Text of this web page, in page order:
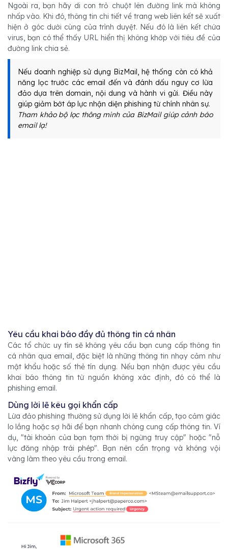
Ngoài ra, bạn hãy di con trỏ chuột lên đường link mà không
nhấp vào. Khi đó, thông tin chi tiết về trang web liên kết sẽ xuất
hiện ở góc dưới cùng của trình duyệt. Nếu đó là liên kết chứa
virus, bạn có thể thấy URL hiển thị không khớp với tiêu đề của
đường link chia sẻ.
Nếu doanh nghiệp sử dụng BizMail, hệ thống còn có khả
năng lọc trước các email đến và đánh dấu nguy cơ lừa
đảo dựa trên domain, nội dung và hành vi gửi. Điều này
giúp giảm bớt áp lực nhận diện phishing từ chính nhân sự.
Tham khảo bộ lọc thông minh của BizMail giúp cảnh báo
email lạ!
Yêu cầu khai báo đầy đủ thông tin cá nhân
Các tổ chức uy tín sẽ không yêu cầu bạn cung cấp thông tin
cá nhân qua email, đặc biệt là những thông tin nhạy cảm như
mật khẩu hoặc số thẻ tín dụng. Nếu bạn nhận được yêu cầu
khai báo thông tin từ nguồn không xác định, đó có thể là
phishing email.
Dùng lời lẽ kêu gọi khẩn cấp
Lừa đảo phishing thường sử dụng lời lẽ khẩn cấp, tạo cảm giác
lo lắng hoặc sợ hãi để bạn nhanh chóng cung cấp thông tin. Ví
dụ, "tài khoản của bạn tạm thời bị ngừng truy cập" hoặc "nỗ
lực đăng nhập trái phép". Bạn nên cẩn trọng và không vội
vàng làm theo yêu cầu trong email.